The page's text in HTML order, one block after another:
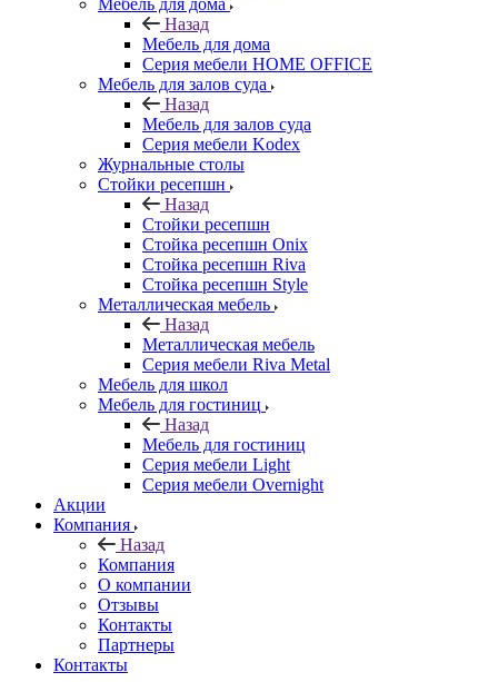
Мебель для дома
Назад
Мебель для дома
Серия мебели HOME OFFICE
Мебель для залов суда
Назад
Мебель для залов суда
Серия мебели Kodex
Журнальные столы
Стойки ресепшн
Назад
Стойки ресепшн
Стойка ресепшн Onix
Стойка ресепшн Riva
Стойка ресепшн Style
Металлическая мебель
Назад
Металлическая мебель
Серия мебели Riva Metal
Мебель для школ
Мебель для гостиниц
Назад
Мебель для гостиниц
Серия мебели Light
Серия мебели Overnight
Акции
Компания
Назад
Компания
О компании
Отзывы
Контакты
Партнеры
Контакты